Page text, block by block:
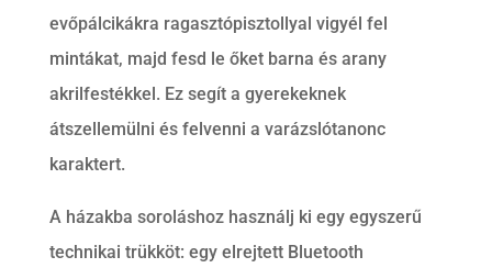
evőpálcikákra ragasztópisztollyal vigyél fel
mintákat, majd fesd le őket barna és arany
akrilfestékkel. Ez segít a gyerekeknek
átszellemülni és felvenni a varázslótanonc
karaktert.
A házakba soroláshoz használj ki egy egyszerű
technikai trükköt: egy elrejtett Bluetooth